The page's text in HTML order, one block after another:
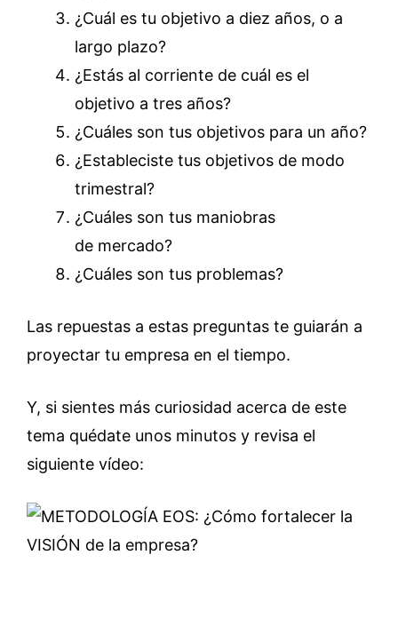
¿Cuál es tu objetivo a diez años, o a
largo plazo?
¿Estás al corriente de cuál es el
objetivo a tres años?
¿Cuáles son tus objetivos para un año?
¿Estableciste tus objetivos de modo
trimestral?
¿Cuáles son tus maniobras
de mercado?
¿Cuáles son tus problemas?
Las repuestas a estas preguntas te guiarán a
proyectar tu empresa en el tiempo.
Y, si sientes más curiosidad acerca de este
tema quédate unos minutos y revisa el
siguiente vídeo: